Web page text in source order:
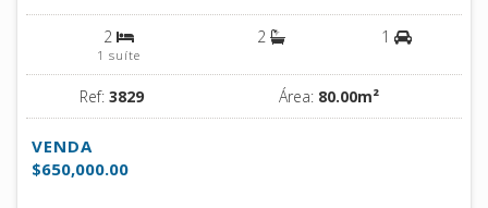
2
1 suíte
2 1
Ref: 3829 Área: 80.00m²
VENDA
$650,000.00